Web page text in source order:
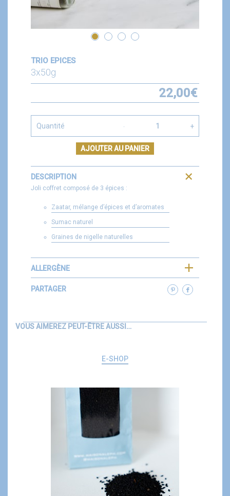
TRIO EPICES
3x50g
22,00€
Quantité
AJOUTER AU PANIER
DESCRIPTION
Joli coffret composé de 3 épices :
Zaatar, mélange d’épices et d’aromates
Sumac naturel
Graines de nigelle naturelles
ALLERGÈNE
PARTAGER
VOUS AIMEREZ PEUT-ÊTRE AUSSI…
E-SHOP